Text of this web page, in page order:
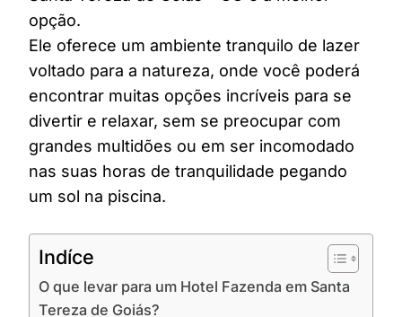
opção.
Ele oferece um ambiente tranquilo de lazer
voltado para a natureza, onde você poderá
encontrar muitas opções incríveis para se
divertir e relaxar, sem se preocupar com
grandes multidões ou em ser incomodado
nas suas horas de tranquilidade pegando
um sol na piscina.
Indíce
O que levar para um Hotel Fazenda em Santa
Tereza de Goiás?